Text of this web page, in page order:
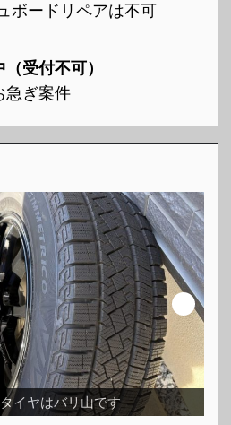
ボードリペアは不可
受付不可）
急ぎ案件
イヤはバリ山です